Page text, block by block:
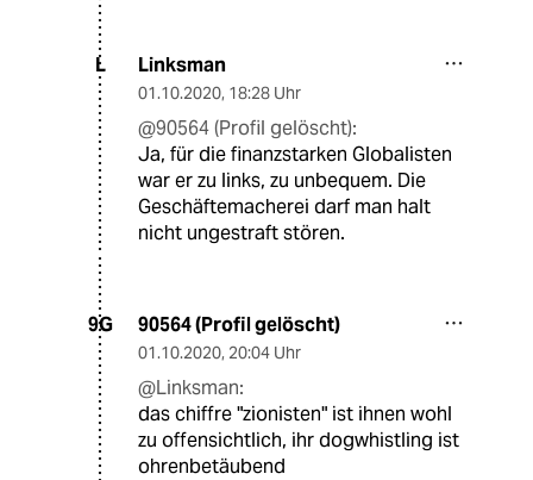
L Linksman
01.10.2020, 18:28 Uhr
@90564 (Profil gelöscht):
Ja, für die finanzstarken Globalisten
war er zu links, zu unbequem. Die
Geschäftemacherei darf man halt
nicht ungestraft stören.
9G 90564 (Profil gelöscht)
01.10.2020, 20:04 Uhr
@Linksman:
das chiffre "zionisten" ist ihnen wohl
zu offensichtlich, ihr dogwhistling ist
ohrenbetäubend